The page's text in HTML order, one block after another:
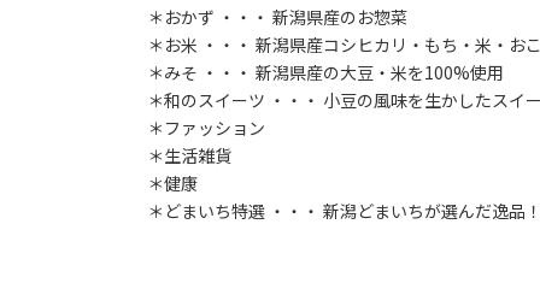
＊おかず ・・・ 新潟県産のお惣菜
＊お米 ・・・ 新潟県産コシヒカリ・もち・米・お
＊みそ ・・・ 新潟県産の大豆・米を100%使用
＊和のスイーツ ・・・ 小豆の風味を生かしたスイ
＊ファッション
＊生活雑貨
＊健康
＊どまいち特選 ・・・ 新潟どまいちが選んだ逸品！